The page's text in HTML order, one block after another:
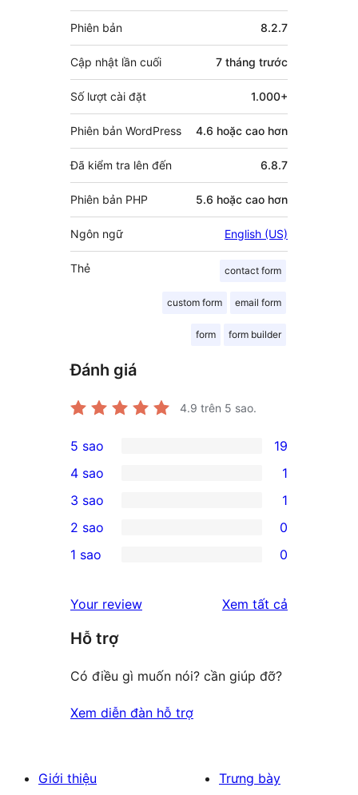
Meta
Phiên bản 8.2.7
Cập nhật lần cuối 7 tháng trước
Số lượt cài đặt 1.000+
Phiên bản WordPress 4.6 hoặc cao hơn
Đã kiểm tra lên đến 6.8.7
Phiên bản PHP 5.6 hoặc cao hơn
Ngôn ngữ English (US)
Thẻ contact form
custom form email form
form form builder
Đánh giá
4.9 trên 5 sao.
19
5-
star
reviews
5 sao 19
4-
star
review
4 sao 1
1
3-
star
3 sao 1
2-
reviews
2 sao 0
star
reviews
1 sao 0
Your review Xem tất cả
Hỗ trợ
Có điều gì muốn nói? cần giúp đỡ?
Xem diễn đàn hỗ trợ
Giới thiệu
Trưng bày